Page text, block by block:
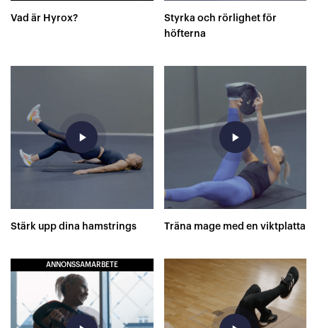
Vad är Hyrox?
Styrka och rörlighet för
höfterna
play_arrow
Stärk upp dina hamstrings
play_arrow
Träna mage med en viktplatta
ANNONSSAMARBETE